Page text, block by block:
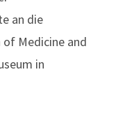
an die
Medicine and
in